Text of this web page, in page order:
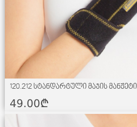
120.212 სტანდარტული მაჯის მანჟეტი
49.00¢